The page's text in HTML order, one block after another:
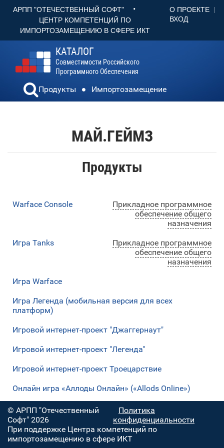
АРПП "ОТЕЧЕСТВЕННЫЙ СОФТ" •
ЦЕНТР КОМПЕТЕНЦИЙ ПО
ИМПОРТОЗАМЕЩЕНИЮ В СФЕРЕ ИКТ
О ПРОЕКТЕ
ВХОД
КАТАЛОГ
Совместимости Российского
Программного Обеспечения
Продукты Импортозамещение
МАЙ.ГЕЙМЗ
Продукты
Warface Console
Прикладное программное
обеспечение общего
назначения
Игра Tanks
Прикладное программное
обеспечение общего
назначения
Игра Warface
Игра Легенда (мобильная версия для всех
платформ)
Игровой интернет-проект "Джаггернаут"
Игровой интернет-проект "Легенда"
Игровой интернет-проект Троецарствие
Онлайн игра «Аллоды Онлайн» («Allods Online»)
© АРПП "Отечественный
Софт" 2026
Политика
конфиденциальности
При поддержке Центра компетенций по
импортозамещению в сфере ИКТ